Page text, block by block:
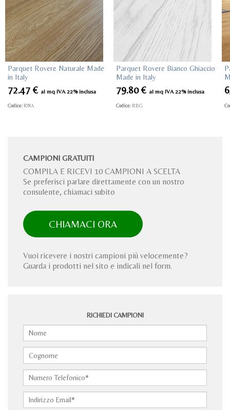
Parquet Rovere Naturale Made
in Italy
72.47 € al mq IVA 22% inclusa
Codice: RNA
Parquet Rovere Bianco Ghiaccio
Made in Italy
79.80€ al mq IVA 22% inclusa
Codice: RBG
CAMPIONI GRATUITI
COMPILA E RICEVI 10 CAMPIONI A SCELTA
Se preferisci parlare direttamente con un nostro
consulente, chiamaci subito
CHIAMACI ORA
Vuoi ricevere i nostri campioni più velocemente?
Guarda i prodotti nel sito e indicali nel form.
RICHIEDI CAMPIONI